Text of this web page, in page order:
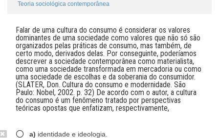
Teoria sociológica contemporânea
Falar de uma cultura do consumo é considerar os valores
dominantes de uma sociedade como valores que não só são
organizados pelas práticas de consumo, mas também, de
certo modo, derivados delas. Por conseguinte, poderíamos
descrever a sociedade contemporânea como materialista,
como uma sociedade transformada em mercadoria ou como
uma sociedade de escolhas e da soberania do consumidor.
(SLATER, Don. Cultura do consumo e modernidade. São
Paulo: Nobel, 2002. p. 32) De acordo com o autor, a cultura
do consumo é um fenômeno tratado por perspectivas
teóricas opostas que enfatizam, respectivamente,
a) identidade e ideologia.